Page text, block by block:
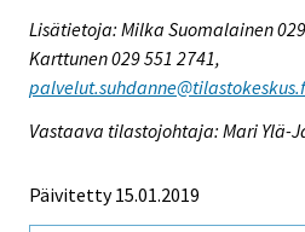
Lisätietoja: Milka Suomalainen
Karttunen 029 551 2741,
Vastaava tilastojohtaja: Mari Ylä-
Päivitetty 15.01.2019